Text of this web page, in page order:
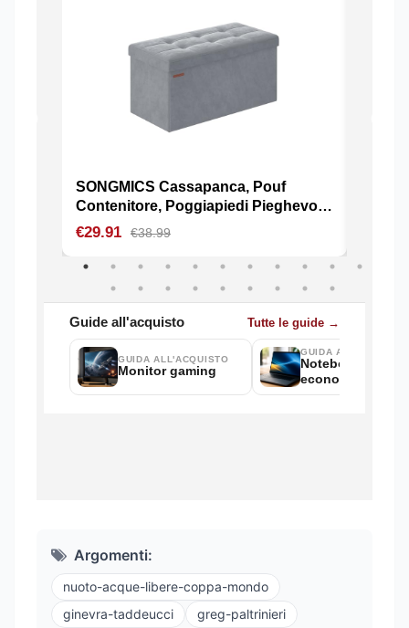
Argomenti:
nuoto-acque-libere-coppa-mondo
ginevra-taddeucci
greg-paltrinieri